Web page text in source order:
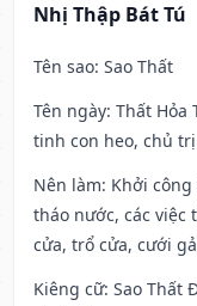
Nhị Thập Bát Tú
Tên sao: Sao Thất
Tên ngày: Thất Hỏa
tinh con heo, chủ
Nên làm: Khởi
tháo nước, các việc
cửa, trổ cửa, cưới
Kiêng cữ: Sao Thất